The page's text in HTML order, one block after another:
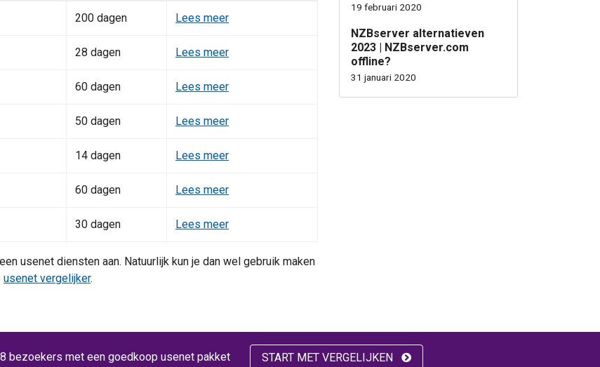
200 dagen Lees meer
28 dagen Lees meer
60 dagen Lees meer
50 dagen Lees meer
14 dagen Lees meer
60 dagen Lees meer
30 dagen Lees meer
usenet diensten aan. Natuurlijk kun je dan wel gebruik maken
usenet vergelijker.
19 februari 2020
NZBserver alternatieven
2023 | NZBserver.com
offline?
31 januari 2020
bezoekers met een goedkoop usenet pakket START MET VERGELIJKEN